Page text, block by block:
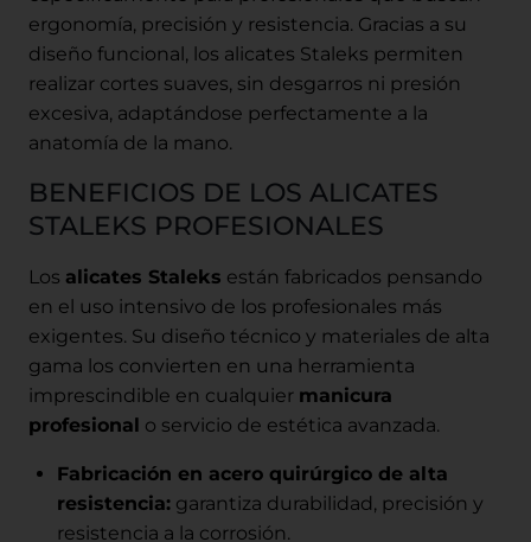
ergonomía, precisión y resistencia. Gracias a su
diseño funcional, los alicates Staleks permiten
realizar cortes suaves, sin desgarros ni presión
excesiva, adaptándose perfectamente a la
anatomía de la mano.
BENEFICIOS DE LOS ALICATES
STALEKS PROFESIONALES
Los alicates Staleks están fabricados pensando
en el uso intensivo de los profesionales más
exigentes. Su diseño técnico y materiales de alta
gama los convierten en una herramienta
imprescindible en cualquier manicura
profesional o servicio de estética avanzada.
Fabricación en acero quirúrgico de alta
resistencia: garantiza durabilidad, precisión y
resistencia a la corrosión.